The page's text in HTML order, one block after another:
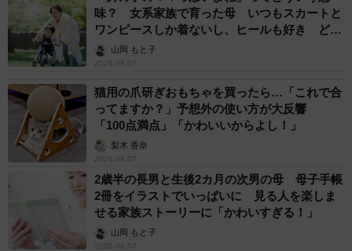
味？ 女系家族で育った母 いつもスカートと
ワンピースしか着ないし、ヒールも好き どの
へんが…
山岡 もと子
2026.08.07
猫用の爪研ぎおもちゃを買ったら…「これで合
ってますか？」予想外の使い方が大反響
「100点満点」「かわいいからよし！」
梨木 香奈
2026.08.07
2歳半の長男と生後2カ月の次男の母 母子手帳
2冊をイラストでいっぱいに 見る人を楽しま
せる家族ストーリーに「かわいすぎる！」
山岡 もと子
2026.08.07